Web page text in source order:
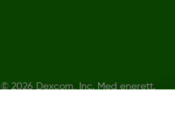
© 2026 Dexcom, Inc. Med enerett.